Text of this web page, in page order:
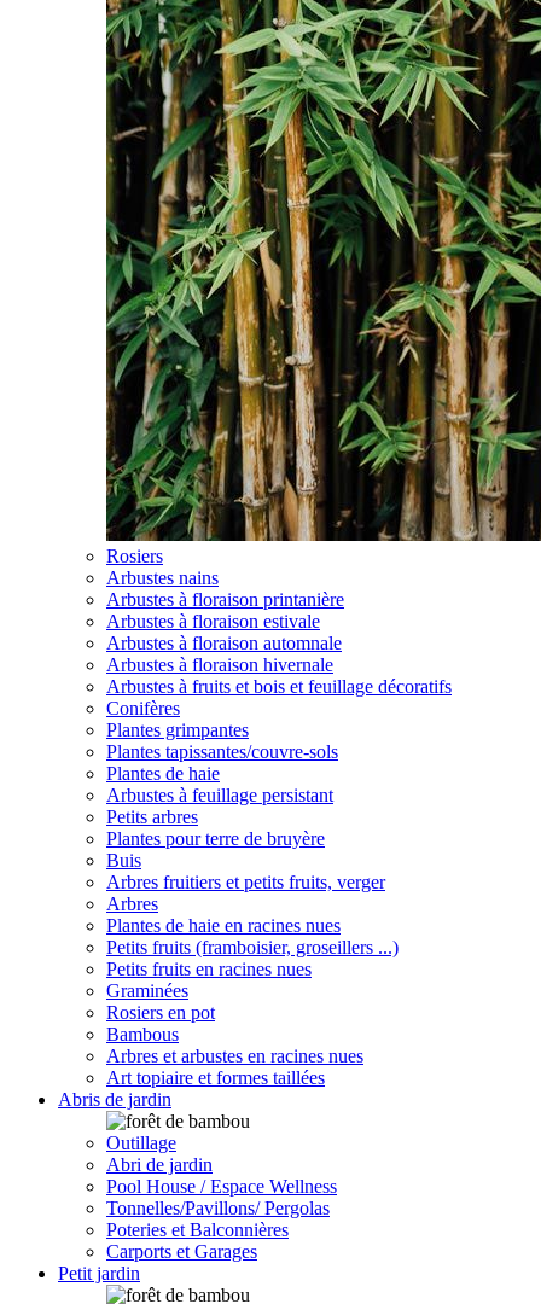
Rosiers
Arbustes nains
Arbustes à floraison printanière
Arbustes à floraison estivale
Arbustes à floraison automnale
Arbustes à floraison hivernale
Arbustes à fruits et bois et feuillage décoratifs
Conifères
Plantes grimpantes
Plantes tapissantes/couvre-sols
Plantes de haie
Arbustes à feuillage persistant
Petits arbres
Plantes pour terre de bruyère
Buis
Arbres fruitiers et petits fruits, verger
Arbres
Plantes de haie en racines nues
Petits fruits (framboisier, groseillers ...)
Petits fruits en racines nues
Graminées
Rosiers en pot
Bambous
Arbres et arbustes en racines nues
Art topiaire et formes taillées
Abris de jardin
Outillage
Abri de jardin
Pool House / Espace Wellness
Tonnelles/Pavillons/ Pergolas
Poteries et Balconnières
Carports et Garages
Petit jardin